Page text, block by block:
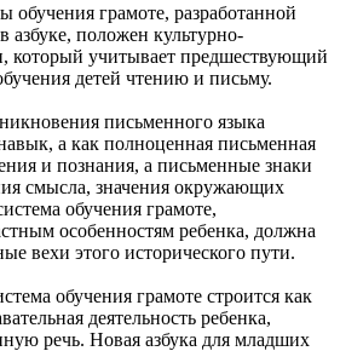
обучения грамоте, разработанной
азбуке, положен культурно-
который учитывает предшествующий
детей чтению и письму.
письменного языка
а как полноценная письменная
и познания, а письменные знаки
смысла, значения окружающих
обучения грамоте,
особенностям ребенка, должна
вехи этого исторического пути.
обучения грамоте строится как
деятельность ребенка,
речь. Новая азбука для младших